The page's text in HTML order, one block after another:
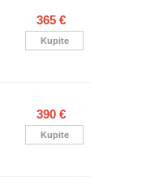
365 €
Kupite
390 €
Kupite